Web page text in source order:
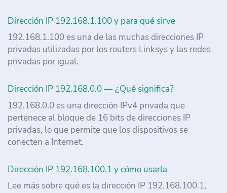
Dirección IP 192.168.1.100 y para qué sirve
192.168.1.100 es una de las muchas direcciones IP
privadas utilizadas por los routers Linksys y las redes
privadas por igual.
Dirección IP 192.168.0.0 — ¿Qué significa?
192.168.0.0 es una dirección IPv4 privada que
pertenece al bloque de 16 bits de direcciones IP
privadas, lo que permite que los dispositivos se
conecten a Internet.
Dirección IP 192.168.100.1 y cómo usarla
Lee más sobre qué es la dirección IP 192.168.100.1,